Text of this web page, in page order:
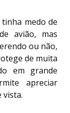
medo de
avião, mas
ou não,
de muita
em grande
apreciar